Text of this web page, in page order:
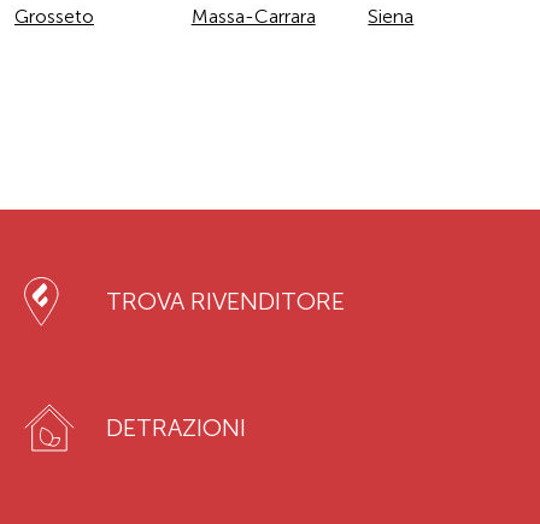
Grosseto
Massa-Carrara
Siena
TROVA RIVENDITORE
DETRAZIONI